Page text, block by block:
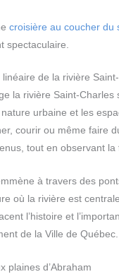
croisière au coucher du
spectaculaire.
linéaire de la rivière
la rivière Saint-Charles
urbaine et les
courir ou même faire
tout en observant la
à travers des
où la rivière est
l’histoire et
de la Ville de Québec.
plaines d’Abraham